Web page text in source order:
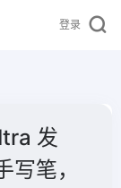
登录
发
笔，